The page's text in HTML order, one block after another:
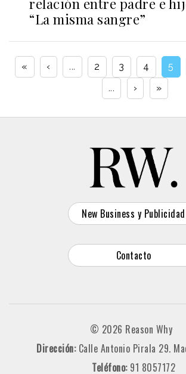
“La misma sangre”
« ‹ ... 2 3 4 5
...
› »
New Business y Publicidad
Contacto
© 2026 Reason Why
Dirección: Calle Antonio Pirala 29.
Teléfono: 91 8057172